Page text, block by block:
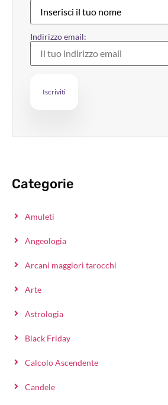
Indirizzo email:
Categorie
Amuleti
Angeologia
Arcani maggiori tarocchi
Arte
Astrologia
Black Friday
Calcolo Ascendente
Candele